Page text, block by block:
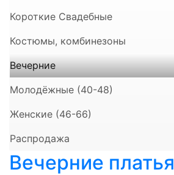
Короткие Свадебные
Костюмы, комбинезоны
Вечерние
Молодёжные (40-48)
Женские (46-66)
Распродажа
Вечерние платья